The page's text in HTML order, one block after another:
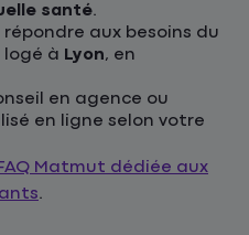
santé.
aux besoins du
logé à Lyon, en
en agence ou
en ligne selon votre
Matmut dédiée aux
.